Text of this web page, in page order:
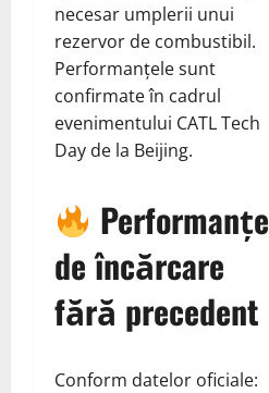
necesar umplerii unui
rezervor de combustibil.
Performanțele sunt
confirmate în cadrul
evenimentului CATL Tech
Day de la Beijing.
Performanțe
de încărcare
fără precedent
Conform datelor oficiale: